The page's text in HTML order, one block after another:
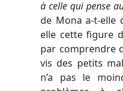
à celle qui pense
de Mona a-t-elle
elle cette figure
par comprendre
vis des petits
n’a pas le